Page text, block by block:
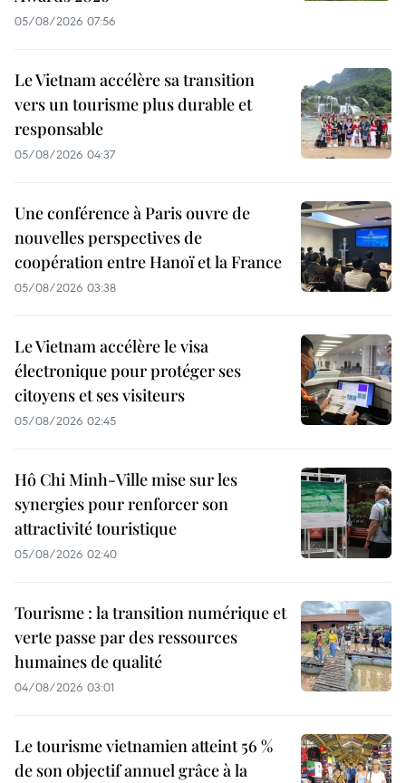
05/08/2026 07:56
Le Vietnam accélère sa transition
vers un tourisme plus durable et
responsable
05/08/2026 04:37
Une conférence à Paris ouvre de
nouvelles perspectives de
coopération entre Hanoï et la France
05/08/2026 03:38
Le Vietnam accélère le visa
électronique pour protéger ses
citoyens et ses visiteurs
05/08/2026 02:45
Hô Chi Minh-Ville mise sur les
synergies pour renforcer son
attractivité touristique
05/08/2026 02:40
Tourisme : la transition numérique et
verte passe par des ressources
humaines de qualité
04/08/2026 03:01
Le tourisme vietnamien atteint 56 %
de son objectif annuel grâce à la